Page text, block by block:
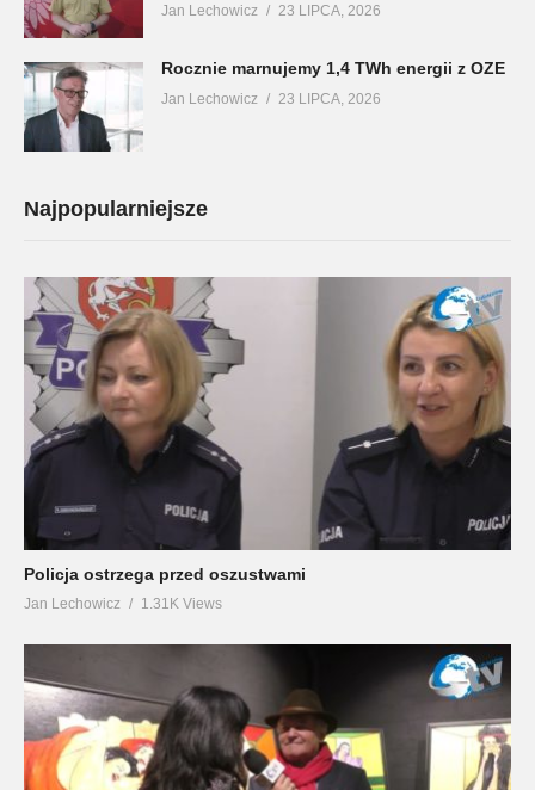
Jan Lechowicz 23 LIPCA, 2026
Rocznie marnujemy 1,4 TWh energii z OZE
Jan Lechowicz 23 LIPCA, 2026
Najpopularniejsze
Policja ostrzega przed oszustwami
Jan Lechowicz 1.31K Views